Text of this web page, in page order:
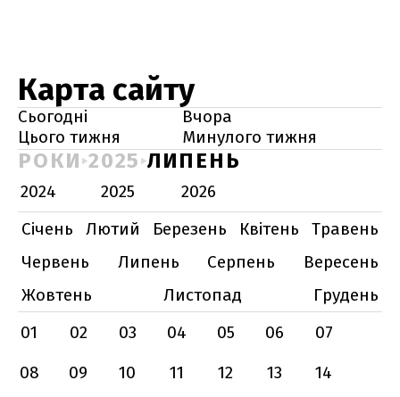
Карта сайту
Сьогодні
Вчора
Цього тижня
Минулого тижня
РОКИ 2025 ЛИПЕНЬ
2024 2025
2026
Січень
Лютий Березень Квітень
Травень
Червень
Липень Серпень
Вересень
Жовтень
Листопад
Грудень
01
02 03 04 05 06
07
08
09 10 11 12 13
14